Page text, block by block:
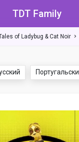
TDT Family
of Ladybug & Cat Noir